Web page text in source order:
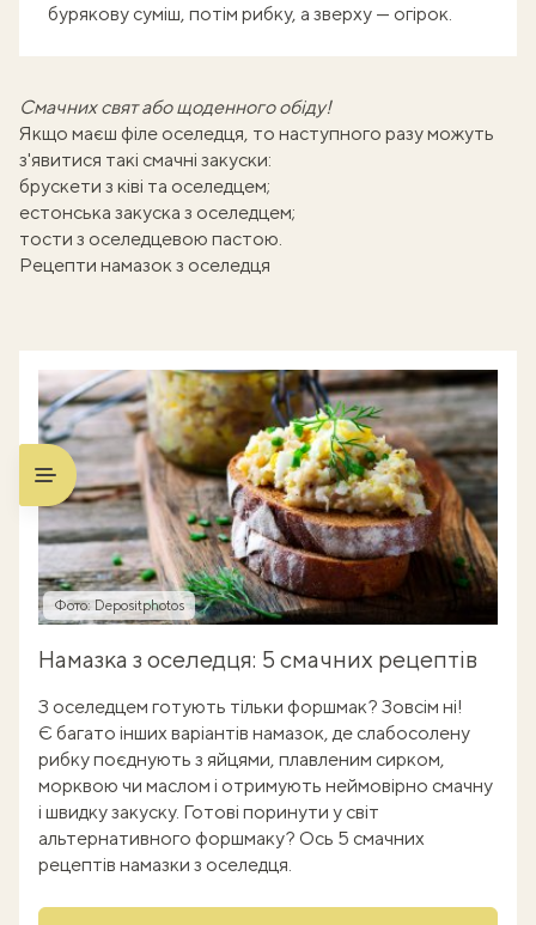
бурякову суміш, потім рибку, а зверху — огірок.
Смачних свят або щоденного обіду!
Якщо маєш філе оселедця, то наступного разу можуть
з'явитися такі смачні закуски:
брускети з ківі та оселедцем;
естонська закуска з оселедцем;
тости з оселедцевою пастою.
Рецепти намазок з оселедця
Фото: Depositphotos
Намазка з оселедця: 5 смачних рецептів
З оселедцем готують тільки форшмак? Зовсім ні!
Є багато інших варіантів намазок, де слабосолену
рибку поєднують з яйцями, плавленим сирком,
морквою чи маслом і отримують неймовірно смачну
і швидку закуску. Готові поринути у світ
альтернативного форшмаку? Ось 5 смачних
рецептів намазки з оселедця.